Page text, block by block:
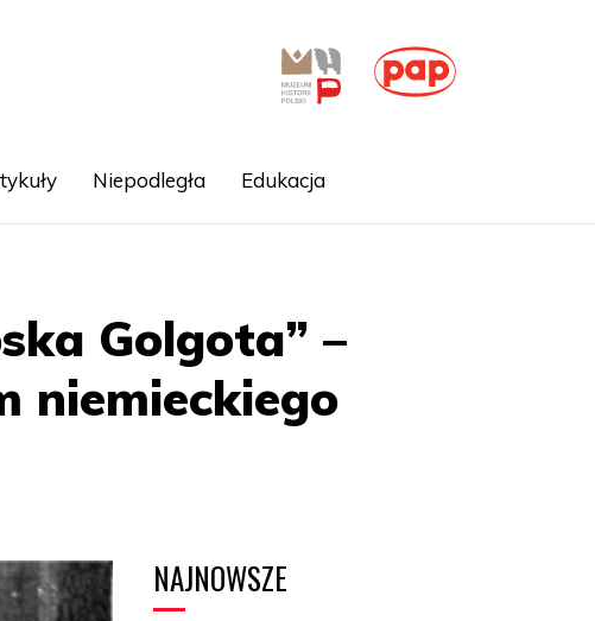
Niepodległa Edukacja
Golgota” –
niemieckiego
NAJNOWSZE